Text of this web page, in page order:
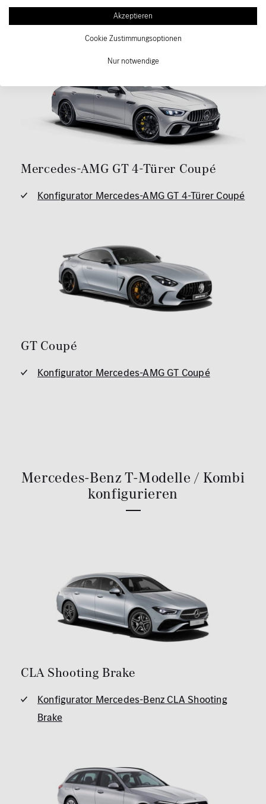
Konfigurator Mercedes-Benz GLE Coupé
Mercedes-AMG GT 4-Türer Coupé
Konfigurator Mercedes-AMG GT 4-Türer Coupé
GT Coupé
Konfigurator Mercedes-AMG GT Coupé
Mercedes-Benz T-Modelle / Kombi
konfigurieren
CLA Shooting Brake
Konfigurator Mercedes-Benz CLA Shooting
Brake
Akzeptieren
Cookie Zustimmungsoptionen
Nur notwendige